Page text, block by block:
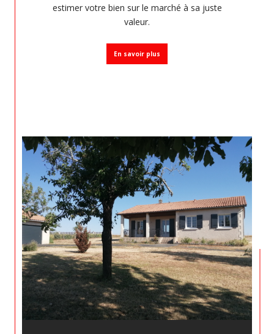
estimer votre bien sur le marché à sa juste
valeur.
En savoir plus